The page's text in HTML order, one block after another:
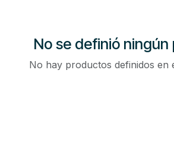
No se definió
No hay productos definidos en